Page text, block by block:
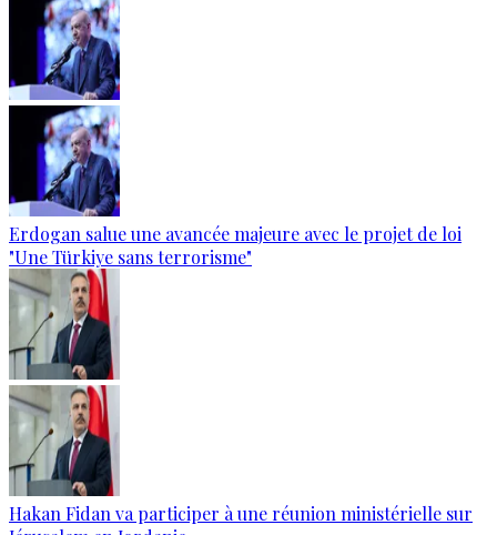
Erdogan salue une avancée majeure avec le projet de loi
"Une Türkiye sans terrorisme"
Hakan Fidan va participer à une réunion ministérielle sur